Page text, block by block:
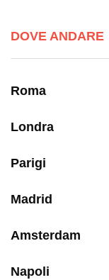
DOVE ANDARE
Roma
Londra
Parigi
Madrid
Amsterdam
Napoli